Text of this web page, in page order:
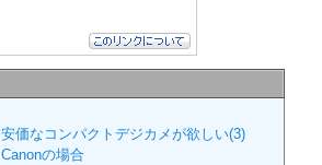
安価なコンパクトデジカメが欲しい(3)
Canonの場合